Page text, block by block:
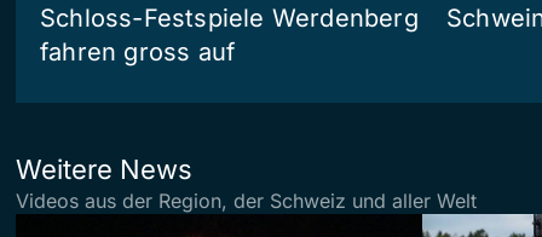
Schloss-Festspiele Werdenberg
fahren gross auf
Weitere News
Videos aus der Region, der Schweiz und aller Welt